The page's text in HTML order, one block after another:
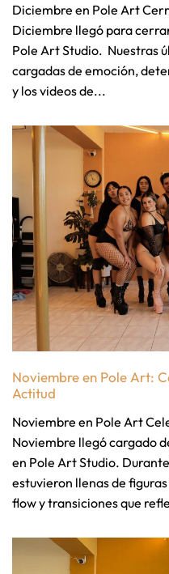
Diciembre en Pole Art
Diciembre llegó para
Pole Art Studio. Nuestras
cargadas de emoción,
y los videos de...
Noviembre en Pole Art:
Actitud
Noviembre en Pole Art
Noviembre llegó cargado
en Pole Art Studio.
estuvieron llenas de
flow y transiciones que